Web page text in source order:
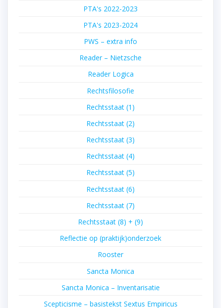
PTA's 2022-2023
PTA's 2023-2024
PWS – extra info
Reader – Nietzsche
Reader Logica
Rechtsfilosofie
Rechtsstaat (1)
Rechtsstaat (2)
Rechtsstaat (3)
Rechtsstaat (4)
Rechtsstaat (5)
Rechtsstaat (6)
Rechtsstaat (7)
Rechtsstaat (8) + (9)
Reflectie op (praktijk)onderzoek
Rooster
Sancta Monica
Sancta Monica – Inventarisatie
Scepticisme – basistekst Sextus Empiricus